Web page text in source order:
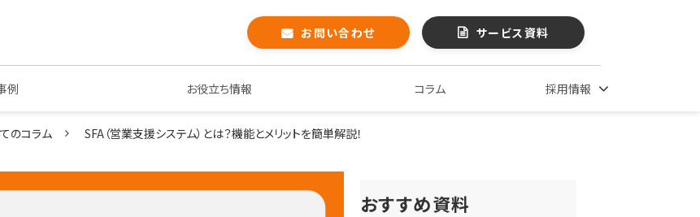
お問い合わせ サービス資料
例 お役立ち情報 コラム 採用情報
のコラム SFA（営業支援システム）とは？機能とメリットを簡単解説！
おすすめ資料